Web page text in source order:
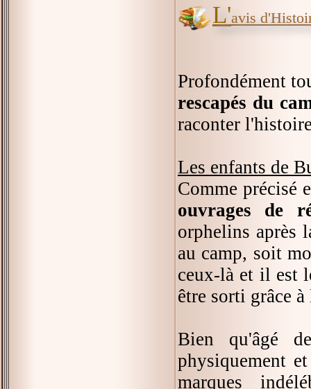
L'avis
Profondément
rescapés du
raconter
Les enfants de
Comme précisé
ouvrages de
orphelins après
au camp, soit
ceux-là et il est
être sorti grâce
Bien qu'âgé
physiquement
marques